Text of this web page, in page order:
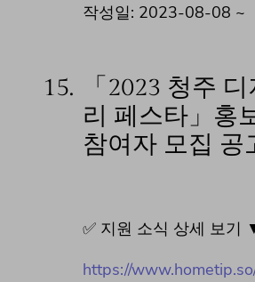
작성일: 2023-08-08 ~
15.
「2023 청주
리 페스타」홍
참여자 모집 공
✅ 지원 소식 상세 보기
https://